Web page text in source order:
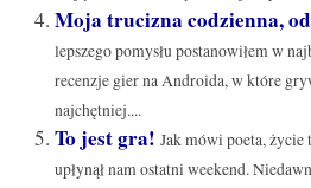
Moja trucizna codzienna,
lepszego pomysłu postanowiłem w
recenzje gier na Androida, w które
najchętniej....
To jest gra! Jak mówi poeta, życie
upłynął nam ostatni weekend.